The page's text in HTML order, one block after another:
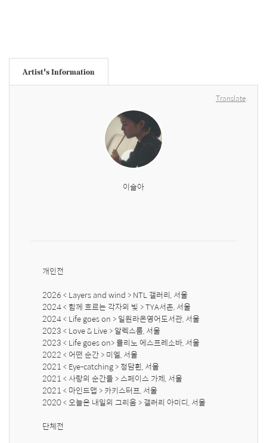
Artist's Information
Translate
이슬아
개인전
2026 < Layers and wind > NTL 갤러리, 서울
2024 < 함께 흐르는 각자의 빛 > TYA서촌, 서울
2024 < Life goes on > 일원라온영어도서관, 서울
2023 < Love & Live > 알렉스룸, 서울
2023 < Life goes on> 뮬리노 에스프레소바, 서울
2022 < 어떤 순간 > 미엘, 서울
2021 < Eye-catching > 청담흰, 서울
2021 < 사랑의 순간들 > 스페이스 가제, 서울
2021 < 마인드맵 > 카키스터프, 서울
2020 < 오늘은 내일의 그리움 > 갤러리 아미디, 서울
단체전